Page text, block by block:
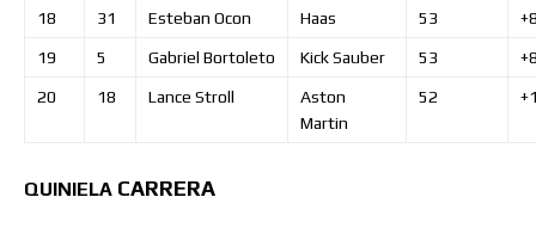
18 31 Esteban Ocon Haas 53
19 5 Gabriel Bortoleto Kick Sauber 53
20 18 Lance Stroll
Aston
Martin
52
QUINIELA CARRERA